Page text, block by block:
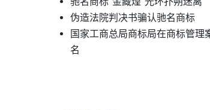
伪造法院判决书骗认驰名商标
国家工商总局商标局在商标管
名